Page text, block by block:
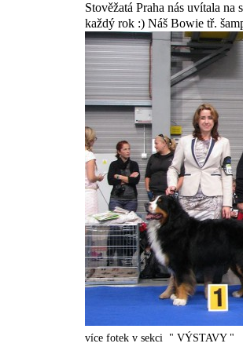
Stověžatá Praha nás uvítala
každý rok :) Náš Bowie tř.
více fotek v sekci " VÝSTAVY "